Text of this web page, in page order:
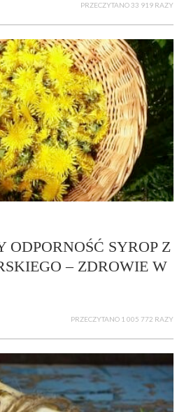
PRZECZYTANO 33 919 RAZY
SYROP Z
– ZDROWIE W
PRZECZYTANO 1 005 772 RAZY